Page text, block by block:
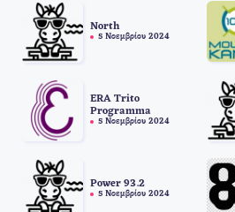
North
5 Νοεμβρίου 2024
ERA Trito
Programma
5 Νοεμβρίου 2024
Power 93.2
5 Νοεμβρίου 2024